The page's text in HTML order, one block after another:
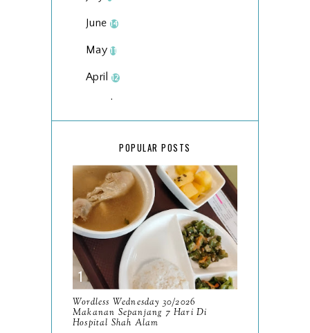
June 14
May11
April 12
March
2025134
December15
November
October
September
August8
POPULAR POSTS
Wordless Wednesday 30/2026
Makanan Sepanjang 7 Hari Di
Hospital Shah Alam